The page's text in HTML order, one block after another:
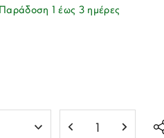
1 έως 3 ημέρες